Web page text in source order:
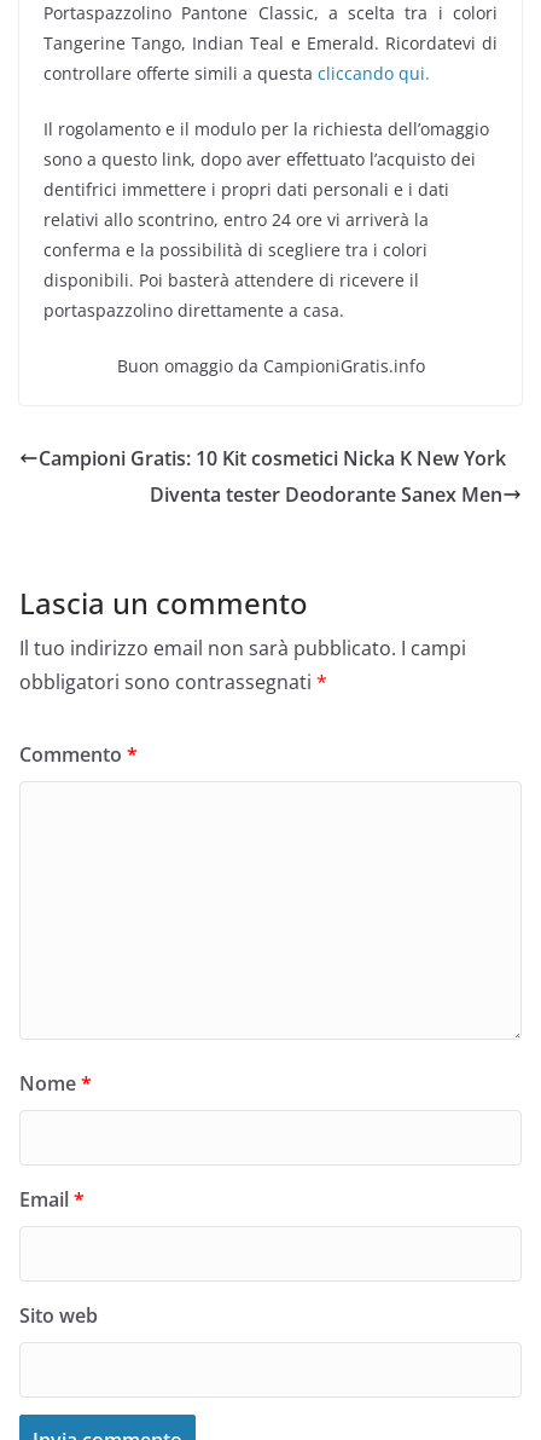
Portaspazzolino Pantone Classic, a scelta tra i colori
Tangerine Tango, Indian Teal e Emerald. Ricordatevi di
controllare offerte simili a questa cliccando qui.
Il rogolamento e il modulo per la richiesta dell’omaggio
sono a questo link, dopo aver effettuato l’acquisto dei
dentifrici immettere i propri dati personali e i dati
relativi allo scontrino, entro 24 ore vi arriverà la
conferma e la possibilità di scegliere tra i colori
disponibili. Poi basterà attendere di ricevere il
portaspazzolino direttamente a casa.
Buon omaggio da CampioniGratis.info
Campioni Gratis: 10 Kit cosmetici Nicka K New York
Diventa tester Deodorante Sanex Men
Lascia un commento
Il tuo indirizzo email non sarà pubblicato. I campi
obbligatori sono contrassegnati *
Commento *
Nome*
Email*
Sito web